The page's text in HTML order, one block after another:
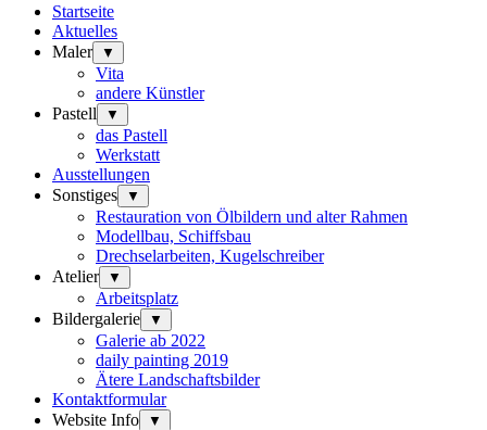
Startseite
Aktuelles
Maler
▼
Vita
andere Künstler
Pastell
▼
das Pastell
Werkstatt
Ausstellungen
Sonstiges
▼
Restauration von Ölbildern und alter Rahmen
Modellbau, Schiffsbau
Drechselarbeiten, Kugelschreiber
Atelier
▼
Arbeitsplatz
Bildergalerie
▼
Galerie ab 2022
daily painting 2019
Ätere Landschaftsbilder
Kontaktformular
Website Info
▼